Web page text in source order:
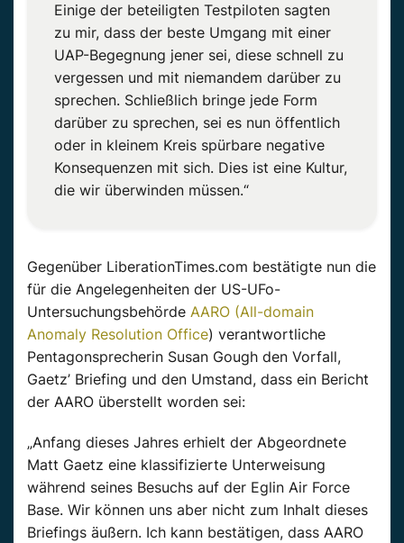
Einige der beteiligten Testpiloten sagten
zu mir, dass der beste Umgang mit einer
UAP-Begegnung jener sei, diese schnell zu
vergessen und mit niemandem darüber zu
sprechen. Schließlich bringe jede Form
darüber zu sprechen, sei es nun öffentlich
oder in kleinem Kreis spürbare negative
Konsequenzen mit sich. Dies ist eine Kultur,
die wir überwinden müssen.“
Gegenüber LiberationTimes.com bestätigte nun die
für die Angelegenheiten der US-UFo-
Untersuchungsbehörde AARO (All-domain
Anomaly Resolution Office) verantwortliche
Pentagonsprecherin Susan Gough den Vorfall,
Gaetz’ Briefing und den Umstand, dass ein Bericht
der AARO überstellt worden sei:
„Anfang dieses Jahres erhielt der Abgeordnete
Matt Gaetz eine klassifizierte Unterweisung
während seines Besuchs auf der Eglin Air Force
Base. Wir können uns aber nicht zum Inhalt dieses
Briefings äußern. Ich kann bestätigen, dass AARO